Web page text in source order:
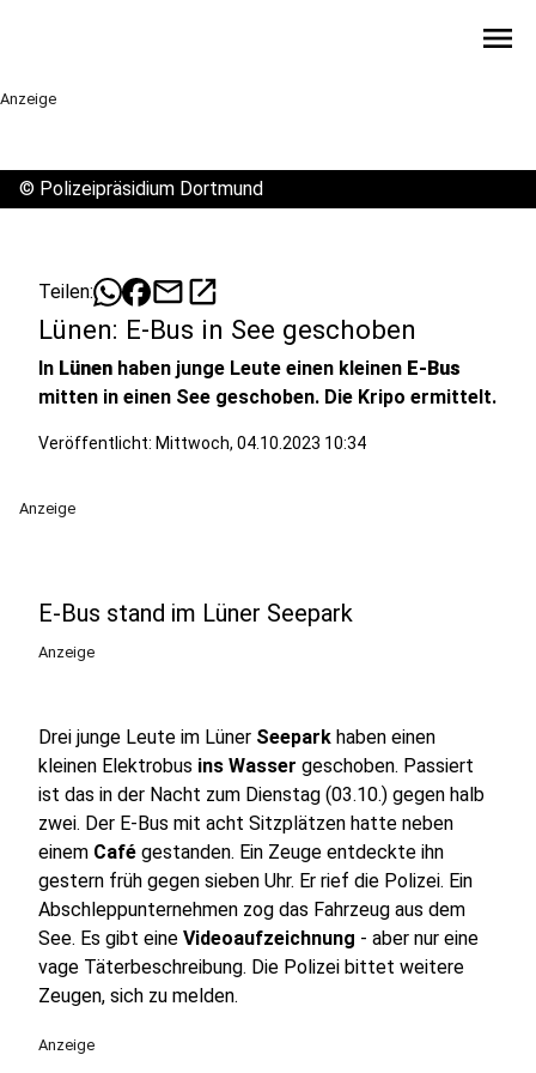
menu
Anzeige
© Polizeipräsidium Dortmund
Teilen: mailopen_in_new
Lünen: E-Bus in See geschoben
In Lünen haben junge Leute einen kleinen E-Bus
mitten in einen See geschoben. Die Kripo ermittelt.
Veröffentlicht: Mittwoch, 04.10.2023 10:34
Anzeige
E-Bus stand im Lüner Seepark
Anzeige
Drei junge Leute im Lüner Seepark haben einen
kleinen Elektrobus ins Wasser geschoben. Passiert
ist das in der Nacht zum Dienstag (03.10.) gegen halb
zwei. Der E-Bus mit acht Sitzplätzen hatte neben
einem Café gestanden. Ein Zeuge entdeckte ihn
gestern früh gegen sieben Uhr. Er rief die Polizei. Ein
Abschleppunternehmen zog das Fahrzeug aus dem
See. Es gibt eine Videoaufzeichnung - aber nur eine
vage Täterbeschreibung. Die Polizei bittet weitere
Zeugen, sich zu melden.
Anzeige